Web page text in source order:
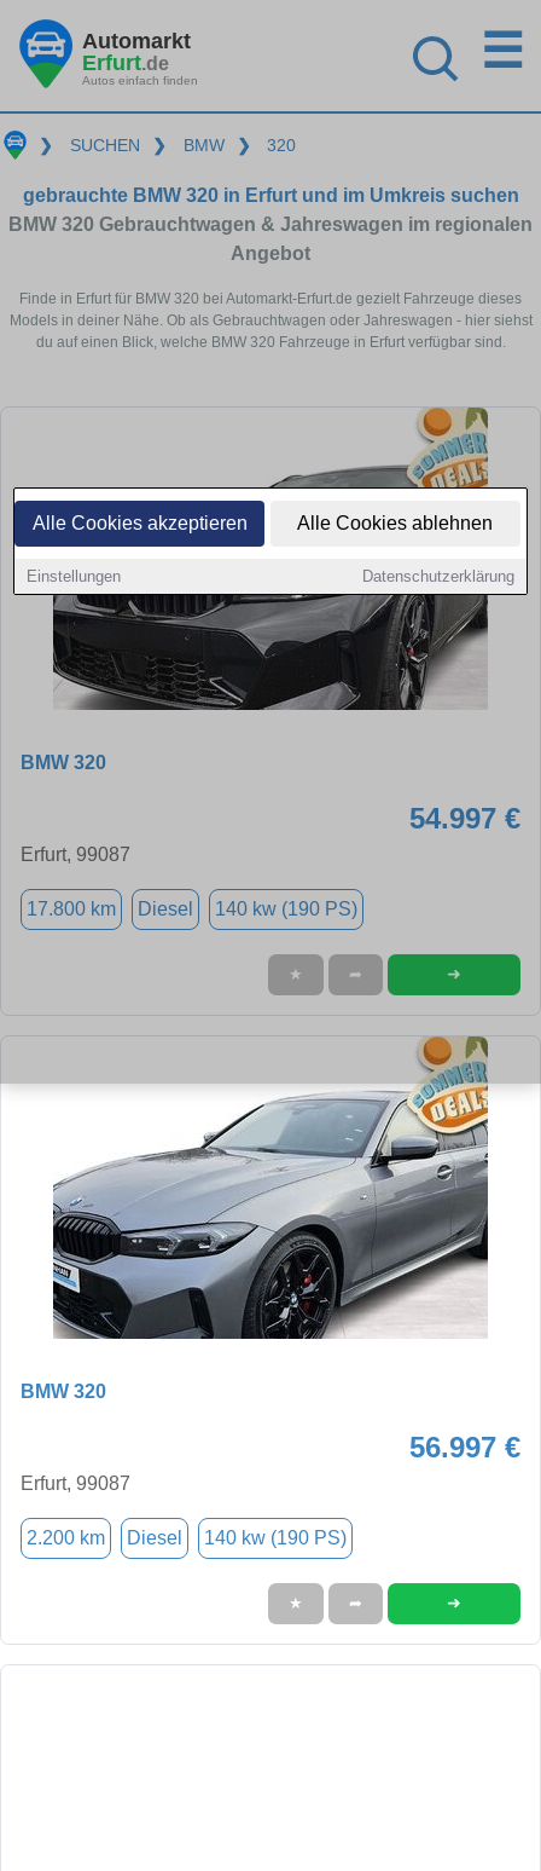
Alle Cookies akzeptieren Alle Cookies ablehnen
Einstellungen Datenschutzerklärung
Automarkt
Erfurt.de
Autos einfach finden
☰
❯ SUCHEN ❯ BMW ❯ 320
gebrauchte BMW 320 in Erfurt und im Umkreis suchen
BMW 320 Gebrauchtwagen & Jahreswagen im regionalen
Angebot
Finde in Erfurt für BMW 320 bei Automarkt-Erfurt.de gezielt Fahrzeuge dieses
Models in deiner Nähe. Ob als Gebrauchtwagen oder Jahreswagen - hier siehst
du auf einen Blick, welche BMW 320 Fahrzeuge in Erfurt verfügbar sind.
BMW 320
54.997 €
Erfurt, 99087
17.800 km Diesel 140 kw (190 PS)
★ ➦ ➜
BMW 320
56.997 €
Erfurt, 99087
2.200 km Diesel 140 kw (190 PS)
★ ➦ ➜